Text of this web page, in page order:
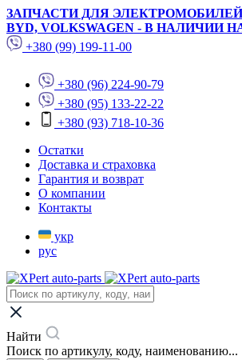
ЗАПЧАСТИ ДЛЯ ЭЛЕКТРОМОБИЛЕЙ
BYD, VOLKSWAGEN - В НАЛИЧИИ
+380 (99) 199-11-00
+380 (96) 224-90-79
+380 (95) 133-22-22
+380 (93) 718-10-36
Остатки
Доставка и страховка
Гарантия и возврат
О компании
Контакты
укр
рус
Найти
Поиск по артикулу, коду, наименованию...